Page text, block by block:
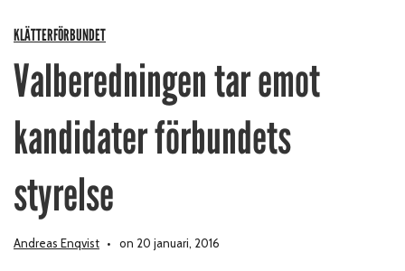
KLÄTTERFÖRBUNDET
Valberedningen tar emot
kandidater förbundets
styrelse
Andreas Enqvist on 20 januari, 2016